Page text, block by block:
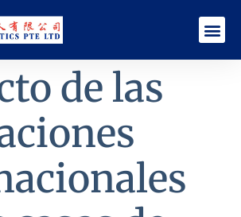
de las